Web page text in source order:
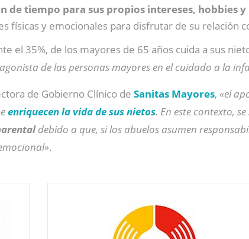
de tiempo para sus propios intereses, hobbies
físicas y emocionales para disfrutar de su relación
el 35%, de los mayores de 65 años cuida a sus
de las personas mayores en el cuidado a la
de Gobierno Clínico de Sanitas Mayores, «el
enriquecen la vida de sus nietos. En este contexto,
debido a que, si los abuelos asumen
.